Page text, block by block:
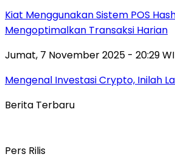
Kiat Menggunakan Sistem POS
Mengoptimalkan Transaksi Harian
Jumat, 7 November 2025 - 20:29
Mengenal Investasi Crypto, Inilah
Berita Terbaru
Pers Rilis